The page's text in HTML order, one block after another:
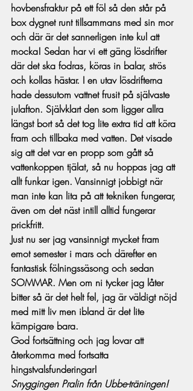
hovbensfraktur på ett föl så den står på
box dygnet runt tillsammans med sin mor
och där är det sannerligen inte kul att
mocka! Sedan har vi ett gäng lösdrifter
där det ska fodras, köras in balar, strös
och kollas hästar. I en utav lösdrifterna
hade dessutom vattnet frusit på självaste
julafton. Självklart den som ligger allra
längst bort så det tog lite extra tid att köra
fram och tillbaka med vatten. Det visade
sig att det var en propp som gått så
vattenkoppen tjälat, så nu hoppas jag att
allt funkar igen. Vansinnigt jobbigt när
man inte kan lita på att tekniken fungerar,
även om det näst intill alltid fungerar
prickfritt.
Just nu ser jag vansinnigt mycket fram
emot semester i mars och därefter en
fantastisk fölningssäsong och sedan
SOMMAR. Men om ni tycker jag låter
bitter så är det helt fel, jag är väldigt nöjd
med mitt liv men ibland är det lite
kämpigare bara.
God fortsättning och jag lovar att
återkomma med fortsatta
hingstvalsfunderingar!
Snyggingen Pralin från Ubbe-träningen!